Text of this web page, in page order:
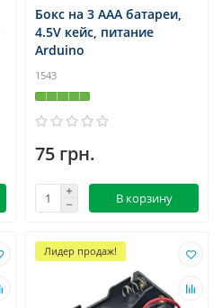
Бокс на 3 ААА батареи,
4.5V кейс, питание
Arduino
1543
75 грн.
В корзину
Лидер продаж!